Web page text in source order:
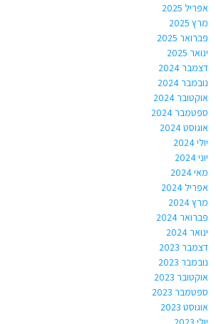
אפריל 2025
מרץ 2025
פברואר 2025
ינואר 2025
דצמבר 2024
נובמבר 2024
אוקטובר 2024
ספטמבר 2024
אוגוסט 2024
יולי 2024
יוני 2024
מאי 2024
אפריל 2024
מרץ 2024
פברואר 2024
ינואר 2024
דצמבר 2023
נובמבר 2023
אוקטובר 2023
ספטמבר 2023
אוגוסט 2023